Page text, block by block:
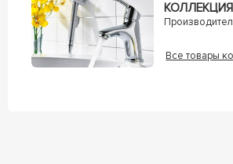
КОЛЛЕКЦИЯ
Все товары